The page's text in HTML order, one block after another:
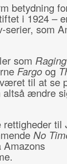
betydning
i 1924 –
serier, som
som
Fargoog
til at se
altså ændre
til
No